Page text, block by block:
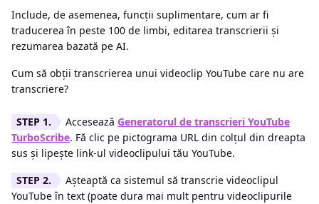
Include, de asemenea, funcții suplimentare, cum ar fi
traducerea în peste 100 de limbi, editarea transcrierii și
rezumarea bazată pe AI.
Cum să obții transcrierea unui videoclip YouTube care nu are
transcriere?
Accesează Generatorul de transcrieri YouTube
TurboScribe. Fă clic pe pictograma URL din colțul din dreapta
sus și lipește link-ul videoclipului tău YouTube.
Așteaptă ca sistemul să transcrie videoclipul
YouTube în text (poate dura mai mult pentru videoclipurile